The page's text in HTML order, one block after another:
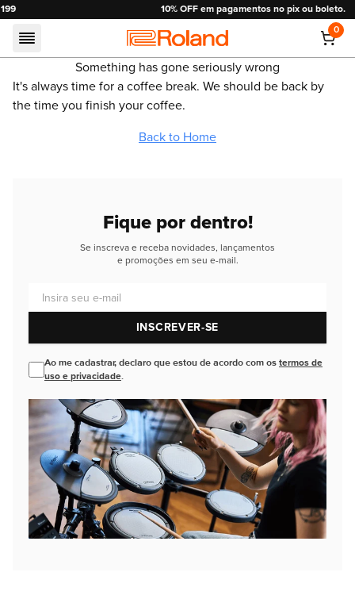
10% OFF em pagamentos no pix ou boleto.
Roland
0
Something has gone seriously wrong
It's always time for a coffee break. We should be back by
the time you finish your coffee.
Back to Home
Fique por dentro!
Se inscreva e receba novidades, lançamentos
e promoções em seu e-mail.
INSCREVER-SE
Ao me cadastrar, declaro que estou de acordo com os termos de
uso e privacidade.